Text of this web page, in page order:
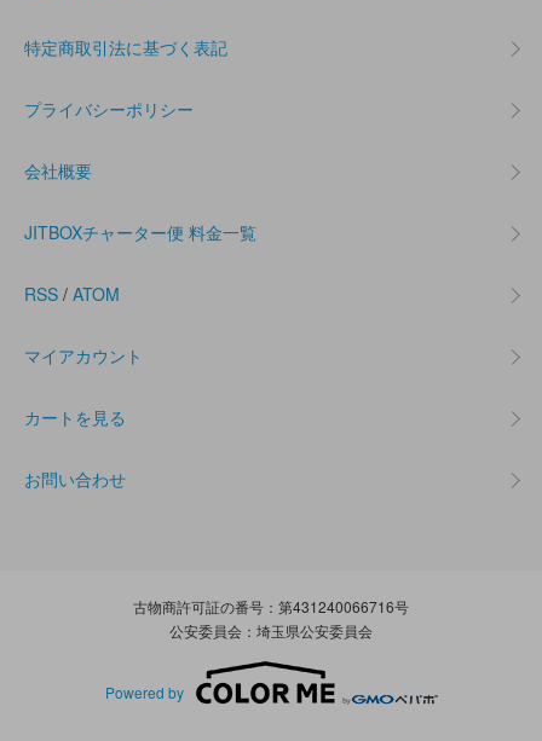
特定商取引法に基づく表記
プライバシーポリシー
会社概要
JITBOXチャーター便 料金一覧
RSS / ATOM
マイアカウント
カートを見る
お問い合わせ
古物商許可証の番号：第431240066716号
公安委員会：埼玉県公安委員会
Powered by